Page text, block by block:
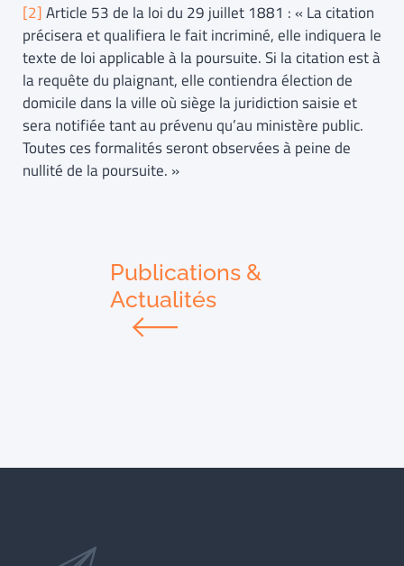
[2]Article 53 de la loi du 29 juillet 1881 : « La citation
précisera et qualifiera le fait incriminé, elle indiquera le
texte de loi applicable à la poursuite. Si la citation est à
la requête du plaignant, elle contiendra élection de
domicile dans la ville où siège la juridiction saisie et
sera notifiée tant au prévenu qu’au ministère public.
Toutes ces formalités seront observées à peine de
nullité de la poursuite. »
Publications &
Actualités